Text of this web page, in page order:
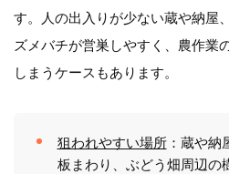
す。人の出入りが少ない蔵や納屋
ズメバチが営巣しやすく、農作業
しまうケースもあります。
狙われやすい場所：蔵や納
板まわり、ぶどう畑周辺の